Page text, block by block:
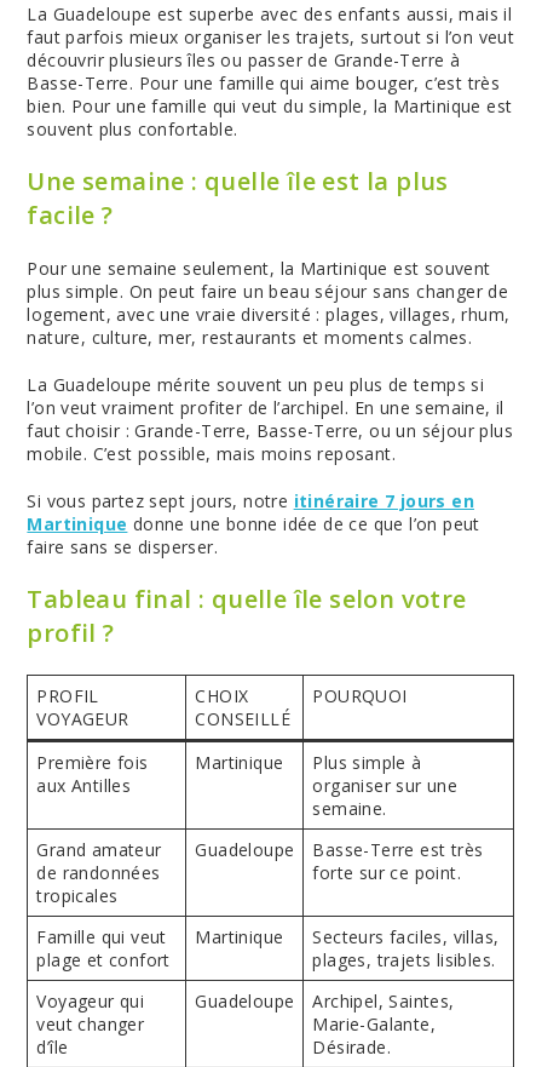
La Guadeloupe est superbe avec des enfants aussi, mais il
faut parfois mieux organiser les trajets, surtout si l’on veut
découvrir plusieurs îles ou passer de Grande-Terre à
Basse-Terre. Pour une famille qui aime bouger, c’est très
bien. Pour une famille qui veut du simple, la Martinique est
souvent plus confortable.
Une semaine : quelle île est la plus
facile ?
Pour une semaine seulement, la Martinique est souvent
plus simple. On peut faire un beau séjour sans changer de
logement, avec une vraie diversité : plages, villages, rhum,
nature, culture, mer, restaurants et moments calmes.
La Guadeloupe mérite souvent un peu plus de temps si
l’on veut vraiment profiter de l’archipel. En une semaine, il
faut choisir : Grande-Terre, Basse-Terre, ou un séjour plus
mobile. C’est possible, mais moins reposant.
Si vous partez sept jours, notre itinéraire 7 jours en
Martinique donne une bonne idée de ce que l’on peut
faire sans se disperser.
Tableau final : quelle île selon votre
profil ?
PROFIL
VOYAGEUR
CHOIX
CONSEILLÉ
POURQUOI
Première fois
aux Antilles
Martinique
Plus simple à
organiser sur une
semaine.
Grand amateur
de randonnées
tropicales
Guadeloupe
Basse-Terre est très
forte sur ce point.
Famille qui veut
plage et confort
Martinique
Secteurs faciles, villas,
plages, trajets lisibles.
Voyageur qui
veut changer
d’île
Guadeloupe
Archipel, Saintes,
Marie-Galante,
Désirade.